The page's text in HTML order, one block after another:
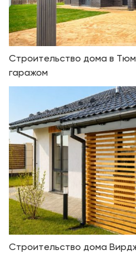
Строительство дома в
гаражом
Строительство дома